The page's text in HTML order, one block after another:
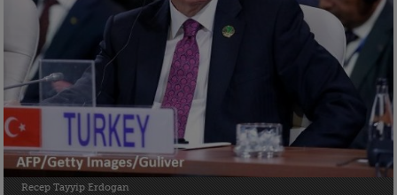
Recep Tayyip Erdogan